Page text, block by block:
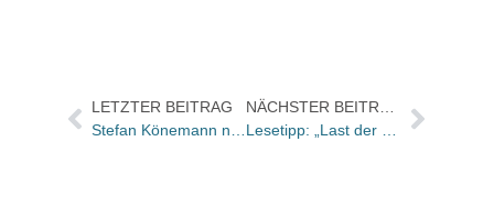
LETZTER BEITRAG